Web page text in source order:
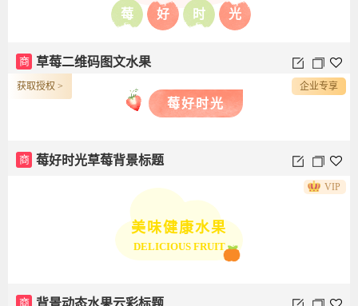
草莓也可作为观赏、绿化植物
商 圆图上下图文夏季水果草莓
莓 好 时 光
莓好时光
商 莓好时光草莓背景标题
获取授权 > 企业专享
美味健康水果
DELICIOUS FRUIT
VIP